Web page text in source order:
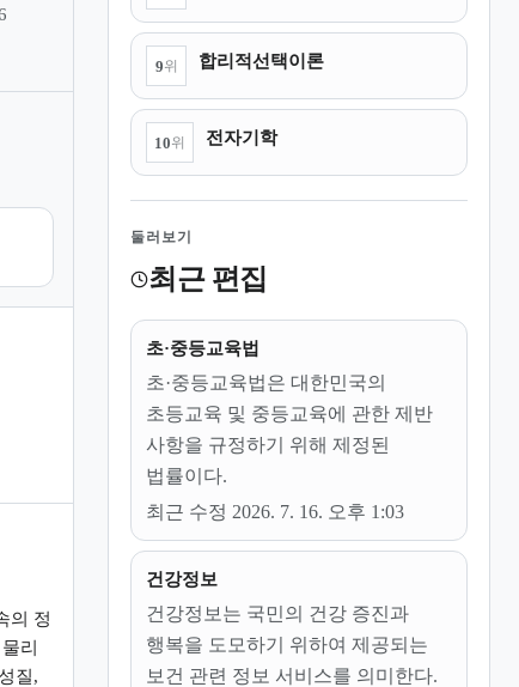
의 정
리
질,
9위 합리적선택이론
10위 전자기학
둘러보기
최근 편집
초·중등교육법
초·중등교육법은 대한민국의
초등교육 및 중등교육에 관한 제반
사항을 규정하기 위해 제정된
법률이다.
최근 수정 2026. 7. 16. 오후 1:03
건강정보
건강정보는 국민의 건강 증진과
행복을 도모하기 위하여 제공되는
보건 관련 정보 서비스를 의미한다.